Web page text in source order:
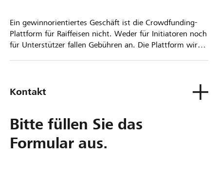
Ein gewinnorientiertes Geschäft ist die Crowdfunding-
Plattform für Raiffeisen nicht. Weder für Initiatoren noch
für Unterstützer fallen Gebühren an. Die Plattform wird
Kontakt
Bitte füllen Sie das
Formular aus.